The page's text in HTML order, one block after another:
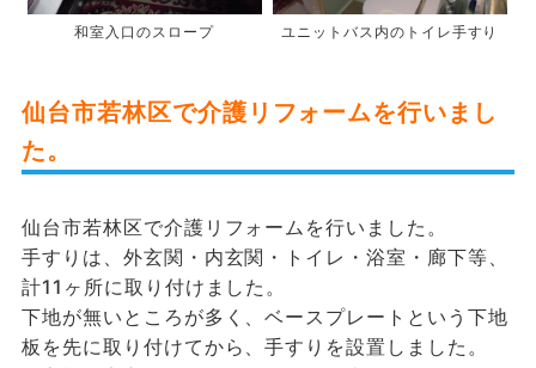
和室入口のスロープ ユニットバス内のトイレ手すり
仙台市若林区で介護リフォームを行いまし
た。
仙台市若林区で介護リフォームを行いました。
手すりは、外玄関・内玄関・トイレ・浴室・廊下等、
計11ヶ所に取り付けました。
下地が無いところが多く、ベースプレートという下地
板を先に取り付けてから、手すりを設置しました。